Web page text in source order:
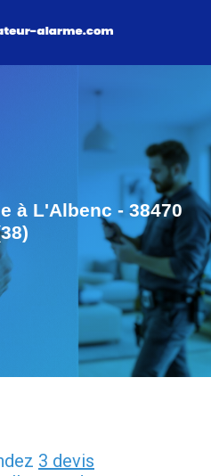
à L'Albenc - 38470
3 devis